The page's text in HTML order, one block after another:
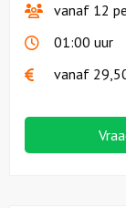
vanaf 12
01:00 uur
vanaf